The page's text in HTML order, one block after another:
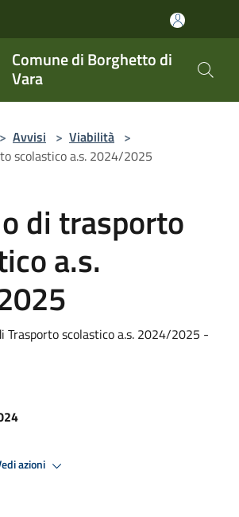
Comune di Borghetto di
Vara
> Avvisi > Viabilità >
scolastico a.s. 2024/2025
di trasporto
a.s.
Trasporto scolastico a.s. 2024/2025 -
azioni